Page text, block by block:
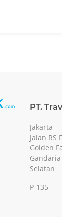
PT.
Jakarta
Jalan RS
Golden
Gandaria
Selatan
P-135